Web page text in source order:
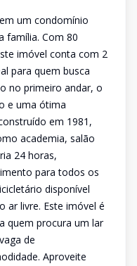
um condomínio
família. Com 80
imóvel conta com 2
para quem busca
no primeiro andar, o
e uma ótima
em 1981,
academia, salão
24 horas,
para todos os
disponível
ar livre. Este imóvel é
quem procura um lar
de
Aproveite